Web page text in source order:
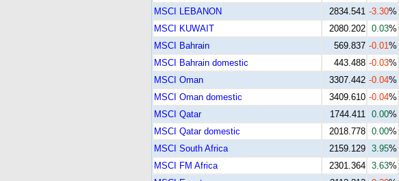
MSCI LEBANON
2834.541 -3.30%
MSCI KUWAIT
2080.202 0.03%
MSCI Bahrain
569.837 -0.01 %
MSCI Bahrain domestic
443.488 -0.03%
MSCI Oman
3307.442 -0.04%
MSCI Oman domestic
3409.610 -0.04%
MSCI Qatar
1744.411 0.00%
MSCI Qatar domestic
2018.778 0.00%
MSCI South Africa
2159.129 3.95%
MSCI FM Africa
2301.364 3.63%